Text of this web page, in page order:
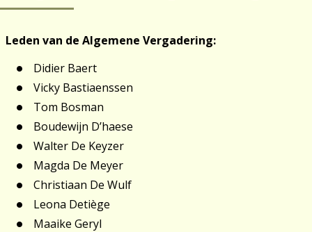
Leden van de Algemene Vergadering:
Didier Baert
Vicky Bastiaenssen
Tom Bosman
Boudewijn D’haese
Walter De Keyzer
Magda De Meyer
Christiaan De Wulf
Leona Detiège
Maaike Geryl